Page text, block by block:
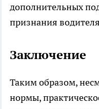
дополнительных
признания
Заключение
Таким образом,
нормы,